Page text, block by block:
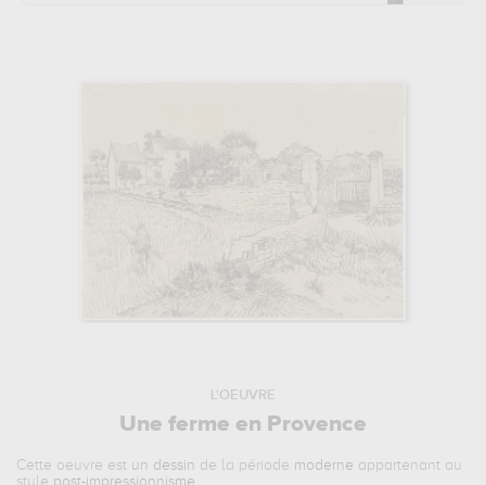
L'OEUVRE
Une ferme en Provence
Cette oeuvre est un dessin de la période moderne appartenant au
style post-impressionnisme.